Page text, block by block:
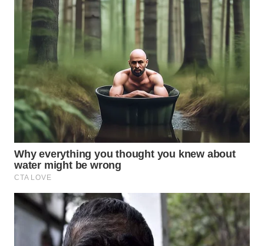
WN
JATIM
WN
BALI
WN
KALBAR
WN
KALTENG
WN
KALTARA
WN